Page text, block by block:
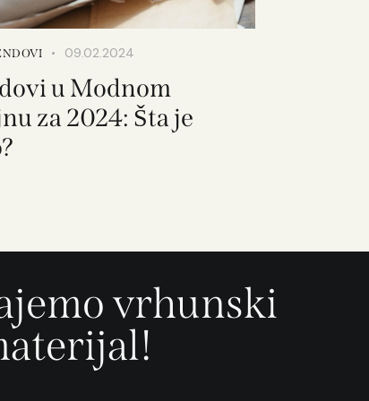
09.02.2024
u Modnom
za 2024: Šta je
vrhunski